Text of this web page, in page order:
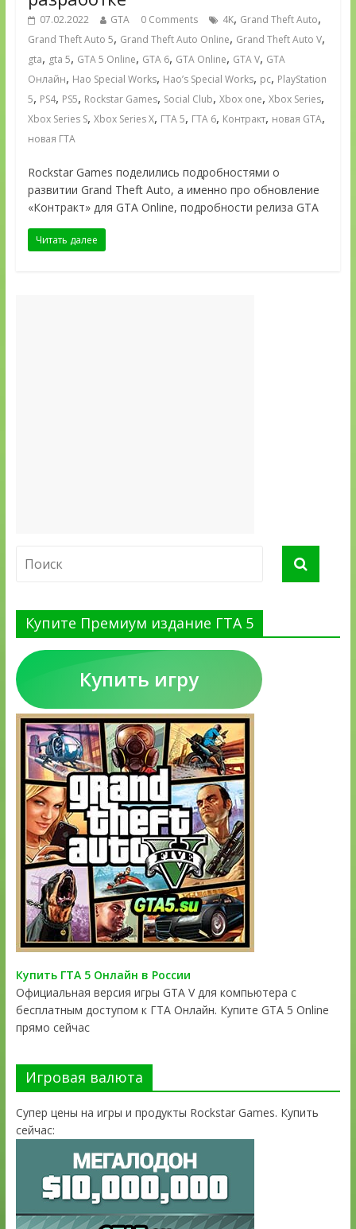
07.02.2022 GTA 0 Comments 4K, Grand Theft Auto,
Grand Theft Auto 5, Grand Theft Auto Online, Grand Theft Auto V,
gta, gta 5, GTA 5 Online, GTA 6, GTA Online, GTA V, GTA
Онлайн, Hao Special Works, Hao’s Special Works, pc, PlayStation
5, PS4, PS5, Rockstar Games, Social Club, Xbox one, Xbox Series,
Xbox Series S, Xbox Series X, ГТА 5, ГТА 6, Контракт, новая GTA,
новая ГТА
Rockstar Games поделились подробностями о
развитии Grand Theft Auto, а именно про обновление
«Контракт» для GTA Online, подробности релиза GTA
Читать далее
Купите Премиум издание ГТА 5
Купить игру
Купить ГТА 5 Онлайн в России
Официальная версия игры GTA V для компьютера с
бесплатным доступом к ГТА Онлайн. Купите GTA 5 Online
прямо сейчас
Игровая валюта
Супер цены на игры и продукты Rockstar Games. Купить
сейчас: